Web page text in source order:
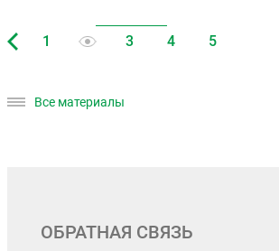
Все материалы
ОБРАТНАЯ СВЯЗЬ